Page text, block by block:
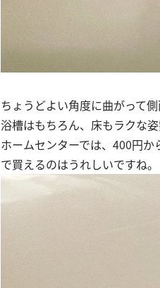
ちょうどよい角度に曲がって
浴槽はもちろん、床もラクな姿
ホームセンターでは、400円
で買えるのはうれしいですね。